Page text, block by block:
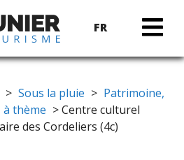
FR
> Sous la pluie > Patrimoine,
à thème > Centre culturel
des Cordeliers (4c)